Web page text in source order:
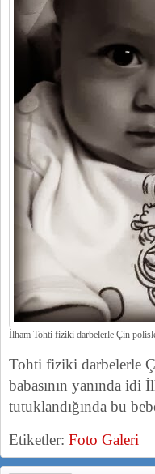
İlham Tohti fiziki darbelerle Çin
Tohti fiziki darbelerle
babasının yanında
tutuklandığında bu
Etiketler: Foto Galeri